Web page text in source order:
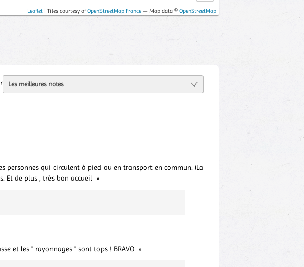
Leaflet| Tiles courtesy ofOpenStreetMap France— Map data © OpenStreetMap
personnes qui circulent à pied ou en transport en commun. (La
Et de plus , très bon accueil
et les " rayonnages " sont tops ! BRAVO